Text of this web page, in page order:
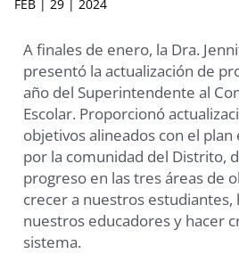
FEB | 29 | 2024
A finales de enero, la Dra.
presentó la actualización de
año del Superintendente al
Escolar. Proporcionó
objetivos alineados con el
por la comunidad del Distrito,
progreso en las tres áreas de
crecer a nuestros estudiantes,
nuestros educadores y hacer
sistema.